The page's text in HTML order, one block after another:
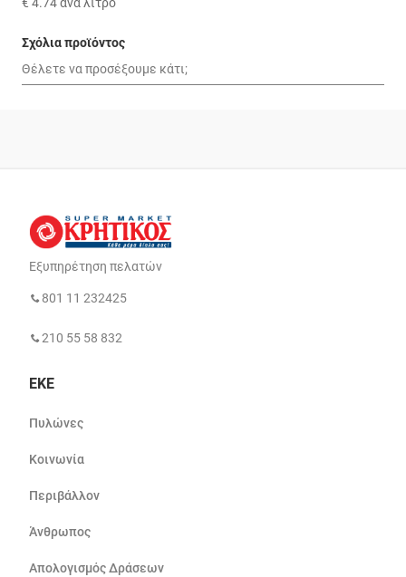
Σχόλια προϊόντος
Εξυπηρέτηση πελατών
801 11 232425
210 55 58 832
ΕΚΕ
Πυλώνες
Κοινωνία
Περιβάλλον
Άνθρωπος
Απολογισμός Δράσεων